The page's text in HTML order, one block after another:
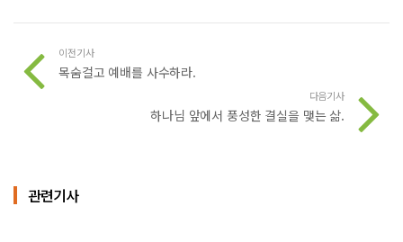
이전기사
목숨걸고 예배를 사수하라.
다음기사
하나님 앞에서 풍성한 결실을 맺는 삶.
관련기사